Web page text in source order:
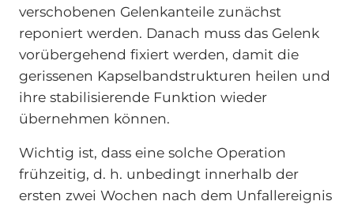
verschobenen Gelenkanteile zunächst
reponiert werden. Danach muss das Gelenk
vorübergehend fixiert werden, damit die
gerissenen Kapselbandstrukturen heilen und
ihre stabilisierende Funktion wieder
übernehmen können.
Wichtig ist, dass eine solche Operation
frühzeitig, d. h. unbedingt innerhalb der
ersten zwei Wochen nach dem Unfallereignis